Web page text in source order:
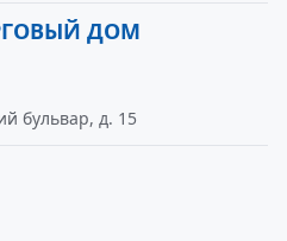
ДОМ
бульвар, д. 15